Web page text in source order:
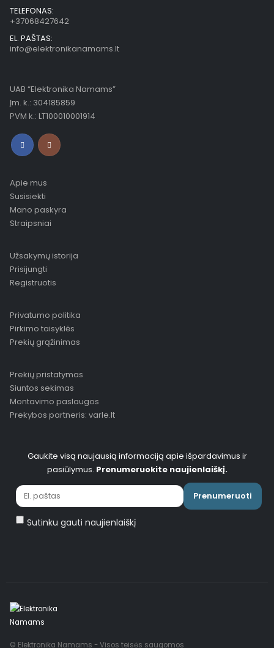
TELEFONAS:
+37068427642
EL. PAŠTAS:
info@elektronikanamams.lt
UAB “Elektronika Namams”
Įm. k.: 304185859
PVM k.: LT100010001914
Apie mus
Susisiekti
Mano paskyra
Straipsniai
Užsakymų istorija
Prisijungti
Registruotis
Privatumo politika
Pirkimo taisyklės
Prekių grąžinimas
Prekių pristatymas
Siuntos sekimas
Montavimo paslaugos
Prekybos partneris: varle.lt
Gaukite visą naujausią informaciją apie išpardavimus ir
pasiūlymus. Prenumeruokite naujienlaiškį.
Prenumeruoti
Sutinku gauti naujienlaiškį
© Elektronika Namams - Visos teisės saugomos